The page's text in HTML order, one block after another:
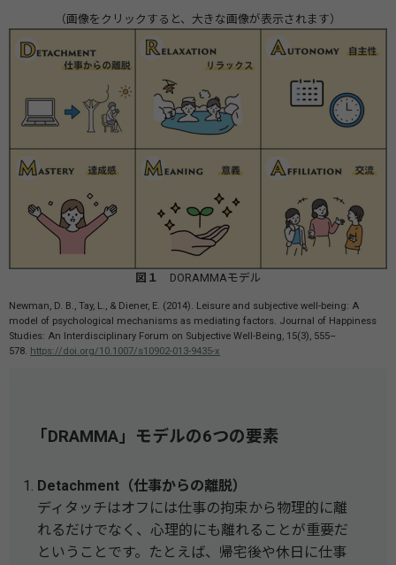
（画像をクリックすると、大きな画像が表示されます）
図１ DORAMMAモデル
Newman, D. B., Tay, L., & Diener, E. (2014). Leisure and subjective well-being: A
model of psychological mechanisms as mediating factors. Journal of Happiness
Studies: An Interdisciplinary Forum on Subjective Well-Being, 15(3), 555–
578. https://doi.org/10.1007/s10902-013-9435-x
「DRAMMA」モデルの6つの要素
Detachment（仕事からの離脱）
ディタッチはオフには仕事の拘束から物理的に離
れるだけでなく、心理的にも離れることが重要だ
ということです。たとえば、帰宅後や休日に仕事